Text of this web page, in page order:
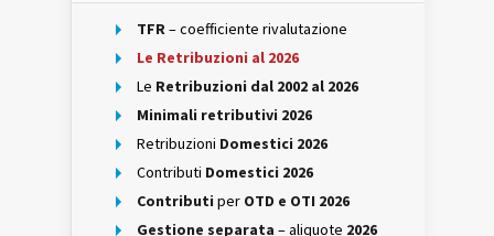
TFR– coefficiente rivalutazione
Le Retribuzioni al 2026
Le Retribuzioni dal 2002 al 2026
Minimali retributivi 2026
Retribuzioni Domestici 2026
Contributi Domestici 2026
Contributi per OTD e OTI 2026
Gestione separata – aliquote 2026